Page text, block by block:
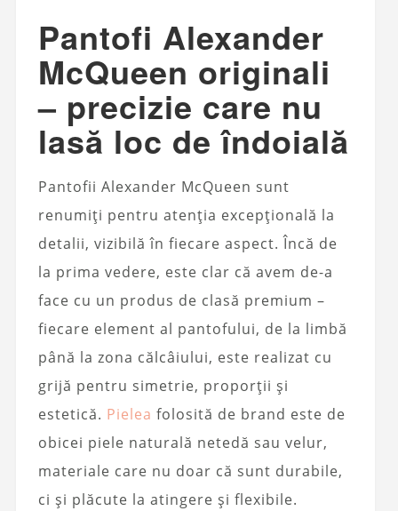
Pantofi Alexander
McQueen originali
– precizie care nu
lasă loc de îndoială
Pantofii Alexander McQueen sunt
renumiți pentru atenția excepțională la
detalii, vizibilă în fiecare aspect. Încă de
la prima vedere, este clar că avem de-a
face cu un produs de clasă premium –
fiecare element al pantofului, de la limbă
până la zona călcâiului, este realizat cu
grijă pentru simetrie, proporții și
estetică. Pielea folosită de brand este de
obicei piele naturală netedă sau velur,
materiale care nu doar că sunt durabile,
ci și plăcute la atingere și flexibile.